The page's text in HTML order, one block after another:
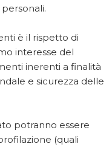
è il rispetto di
interesse del
inerenti a finalità
e sicurezza delle
potranno essere
(quali